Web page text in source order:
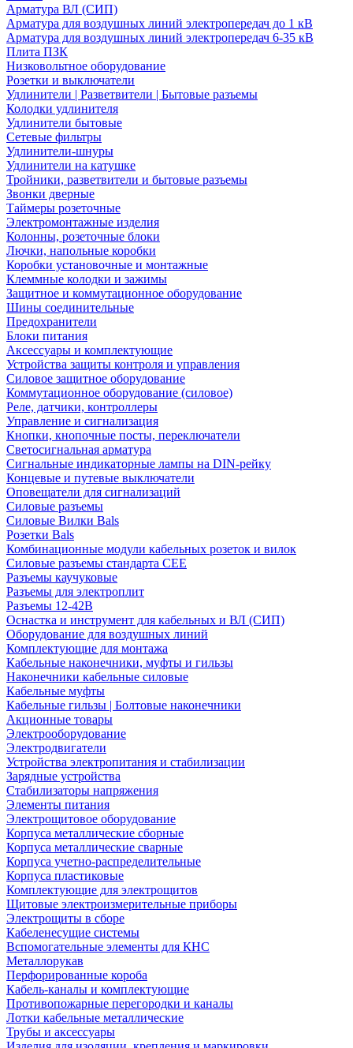
Арматура ВЛ (СИП)
Арматура для воздушных линий электропередач до 1 кВ
Арматура для воздушных линий электропередач 6-35 кВ
Плита ПЗК
Низковольтное оборудование
Розетки и выключатели
Удлинители | Разветвители | Бытовые разъемы
Колодки удлинителя
Удлинители бытовые
Сетевые фильтры
Удлинители-шнуры
Удлинители на катушке
Тройники, разветвители и бытовые разъемы
Звонки дверные
Таймеры розеточные
Электромонтажные изделия
Колонны, розеточные блоки
Лючки, напольные коробки
Коробки установочные и монтажные
Клеммные колодки и зажимы
Защитное и коммутационное оборудование
Шины соединительные
Предохранители
Блоки питания
Аксессуары и комплектующие
Устройства защиты контроля и управления
Силовое защитное оборудование
Коммутационное оборудование (силовое)
Реле, датчики, контроллеры
Управление и сигнализация
Кнопки, кнопочные посты, переключатели
Светосигнальная арматура
Сигнальные индикаторные лампы на DIN-рейку
Концевые и путевые выключатели
Оповещатели для сигнализаций
Силовые разъемы
Силовые Вилки Bals
Розетки Bals
Комбинационные модули кабельных розеток и вилок
Силовые разъемы стандарта CEE
Разъемы каучуковые
Разъемы для электроплит
Разъемы 12-42В
Оснастка и инструмент для кабельных и ВЛ (СИП)
Оборудование для воздушных линий
Комплектующие для монтажа
Кабельные наконечники, муфты и гильзы
Наконечники кабельные силовые
Кабельные муфты
Кабельные гильзы | Болтовые наконечники
Акционные товары
Электрооборудование
Электродвигатели
Устройства электропитания и стабилизации
Зарядные устройства
Стабилизаторы напряжения
Элементы питания
Электрощитовое оборудование
Корпуса металлические сборные
Корпуса металлические сварные
Корпуса учетно-распределительные
Корпуса пластиковые
Комплектующие для электрощитов
Щитовые электроизмерительные приборы
Электрощиты в сборе
Кабеленесущие системы
Вспомогательные элементы для КНС
Металлорукав
Перфорированные короба
Кабель-каналы и комплектующие
Противопожарные перегородки и каналы
Лотки кабельные металлические
Трубы и аксессуары